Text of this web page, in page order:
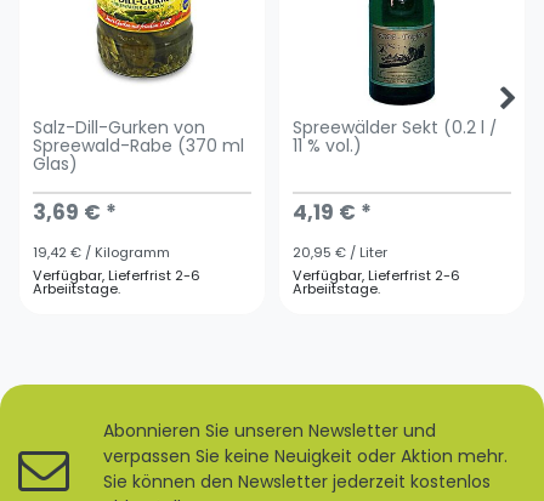
Salz-Dill-Gurken von
Spreewald-Rabe (370 ml
Glas)
3,69 € *
19,42 € / Kilogramm
Verfügbar, Lieferfrist 2-6
Arbeiitstage.
Spreewälder Sekt (0.2 l /
11 % vol.)
4,19 € *
20,95 € / Liter
Verfügbar, Lieferfrist 2-6
Arbeiitstage.
Abonnieren Sie unseren Newsletter und
verpassen Sie keine Neuigkeit oder Aktion mehr.
Sie können den Newsletter jederzeit kostenlos